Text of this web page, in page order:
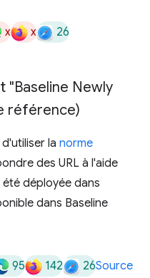
x x 26
"Baseline Newly
référence)
la norme
des URL à l'aide
été déployée dans
dans Baseline
95 142 26Source